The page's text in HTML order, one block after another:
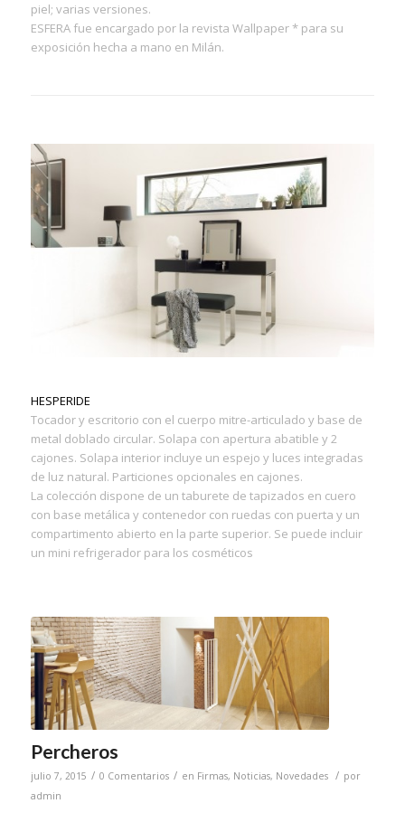
piel; varias versiones.
ESFERA fue encargado por la revista Wallpaper * para su
exposición hecha a mano en Milán.
HESPERIDE
Tocador y escritorio con el cuerpo mitre-articulado y base de
metal doblado circular. Solapa con apertura abatible y 2
cajones. Solapa interior incluye un espejo y luces integradas
de luz natural. Particiones opcionales en cajones.
La colección dispone de un taburete de tapizados en cuero
con base metálica y contenedor con ruedas con puerta y un
compartimento abierto en la parte superior. Se puede incluir
un mini refrigerador para los cosméticos
Percheros
julio 7, 2015 / 0 Comentarios / en Firmas, Noticias, Novedades / por
admin